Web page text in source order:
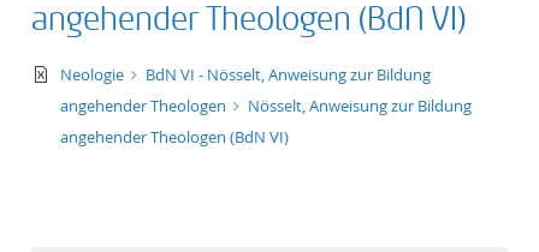
angehender Theologen (BdN VI)
text/xml
Neologie
BdN VI - Nösselt, Anweisung zur Bildung
angehender Theologen
Nösselt, Anweisung zur Bildung
angehender Theologen (BdN VI)